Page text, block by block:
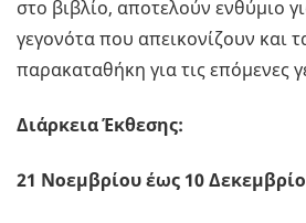
στο βιβλίο, αποτελούν ενθύμιο
γεγονότα που απεικονίζουν και
παρακαταθήκη για τις επόμενες
Διάρκεια Έκθεσης:
21 Νοεμβρίου έως 10